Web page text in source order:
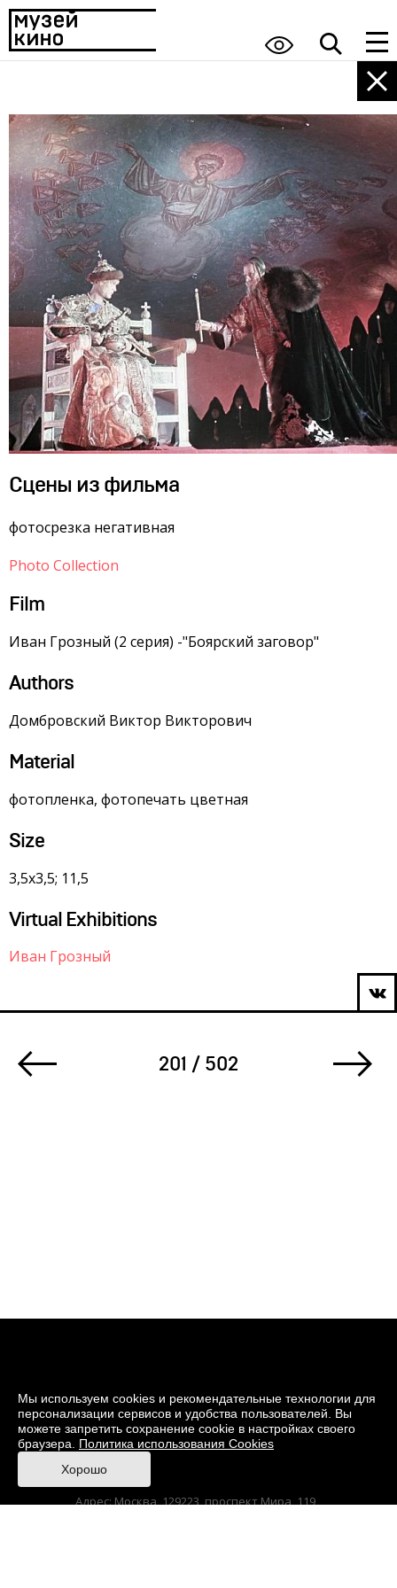
Сцены из фильма
фотосрезка негативная
Photo Collection
Film
Иван Грозный (2 серия) -"Боярский заговор"
Authors
Домбровский Виктор Викторович
Material
фотопленка, фотопечать цветная
Size
3,5х3,5; 11,5
Virtual Exhibitions
Иван Грозный
201 / 502
© 2026 Музей кино
При поддержке Министерства культуры РФ
Адрес: Москва, 129223, проспект Мира, 119,
Мы используем cookies и рекомендательные технологии для
персонализации сервисов и удобства пользователей. Вы
можете запретить сохранение cookie в настройках своего
браузера. Политика использования Cookies
Хорошо